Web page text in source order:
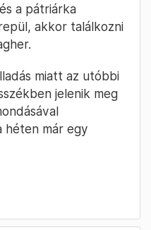
a pátriárka
akkor találkozni
miatt az utóbbi
jelenik meg
héten már egy